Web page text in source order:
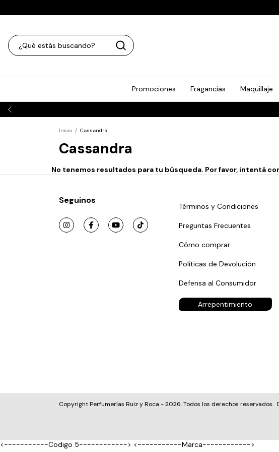
Promociones Fragancias Maquillaje
Inicio / Cassandra
Cassandra
No tenemos resultados para tu búsqueda. Por favor, intentá
Seguinos
Términos y Condiciones
Preguntas Frecuentes
Cómo comprar
Políticas de Devolución
Defensa al Consumidor
Arrepentimiento
Copyright Perfumerías Ruiz y Roca - 2026. Todos los derechos reservados.
<-----------Codigo 5------------> <-----------Marca------------>